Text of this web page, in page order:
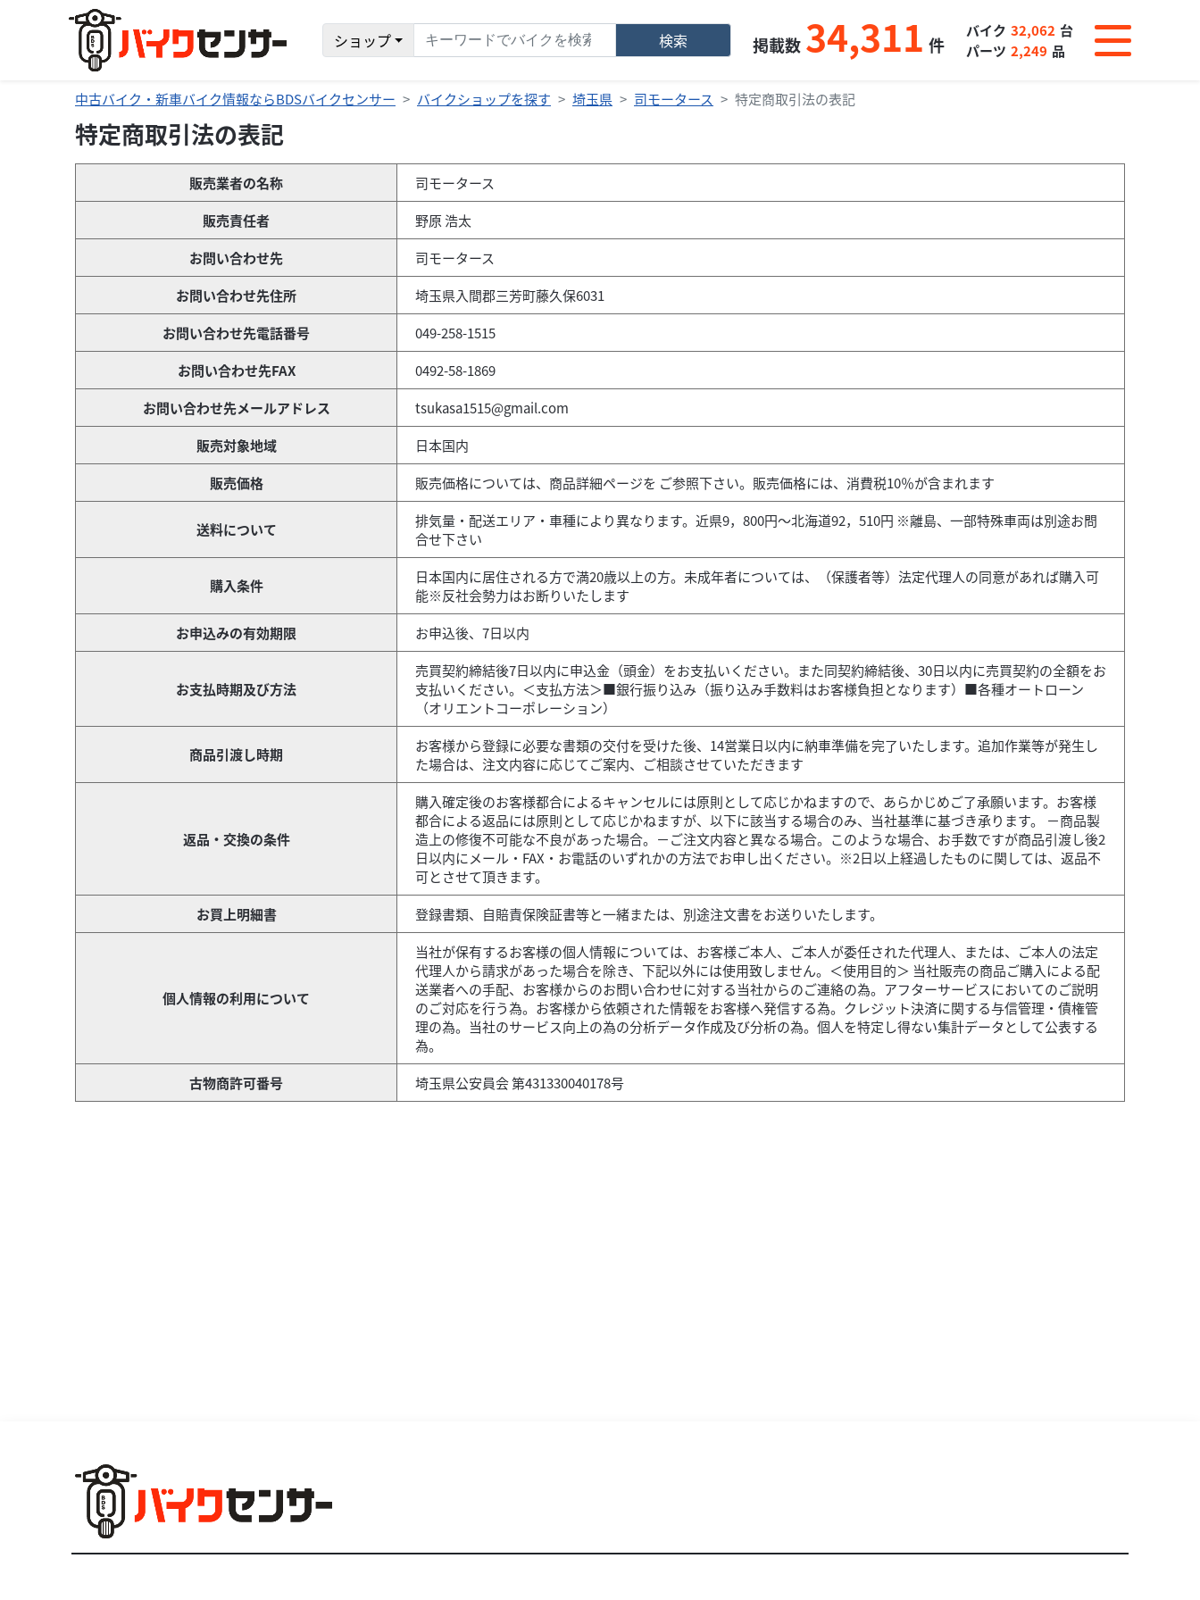
ショップ 検索 掲載数 34,311 件
バイク 32,062 台
パーツ 2,249 品
中古バイク・新車バイク情報ならBDSバイクセンサー バイクショップを探す 埼玉県 司モータース 特定商取引法の表記
特定商取引法の表記
販売業者の名称
司モータース
販売責任者
野原 浩太
お問い合わせ先
司モータース
お問い合わせ先住所
埼玉県入間郡三芳町藤久保6031
お問い合わせ先電話番号
049-258-1515
お問い合わせ先FAX
0492-58-1869
お問い合わせ先メールアドレス
tsukasa1515@gmail.com
販売対象地域
日本国内
販売価格
販売価格については、商品詳細ページを ご参照下さい。販売価格には、消費税10％が含まれます
送料について
排気量・配送エリア・車種により異なります。近県9，800円～北海道92，510円 ※離島、一部特殊車両は別途お問
合せ下さい
購入条件
日本国内に居住される方で満20歳以上の方。未成年者については、（保護者等）法定代理人の同意があれば購入可
能※反社会勢力はお断りいたします
お申込みの有効期限
お申込後、7日以内
お支払時期及び方法
売買契約締結後7日以内に申込金（頭金）をお支払いください。また同契約締結後、30日以内に売買契約の全額をお
支払いください。＜支払方法＞■銀行振り込み（振り込み手数料はお客様負担となります）■各種オートローン
（オリエントコーポレーション）
商品引渡し時期
お客様から登録に必要な書類の交付を受けた後、14営業日以内に納車準備を完了いたします。追加作業等が発生し
た場合は、注文内容に応じてご案内、ご相談させていただきます
返品・交換の条件
購入確定後のお客様都合によるキャンセルには原則として応じかねますので、あらかじめご了承願います。お客様
都合による返品には原則として応じかねますが、以下に該当する場合のみ、当社基準に基づき承ります。 －商品製
造上の修復不可能な不良があった場合。－ご注文内容と異なる場合。このような場合、お手数ですが商品引渡し後2
日以内にメール・FAX・お電話のいずれかの方法でお申し出ください。※2日以上経過したものに関しては、返品不
可とさせて頂きます。
お買上明細書
登録書類、自賠責保険証書等と一緒または、別途注文書をお送りいたします。
個人情報の利用について
当社が保有するお客様の個人情報については、お客様ご本人、ご本人が委任された代理人、または、ご本人の法定
代理人から請求があった場合を除き、下記以外には使用致しません。＜使用目的＞ 当社販売の商品ご購入による配
送業者への手配、お客様からのお問い合わせに対する当社からのご連絡の為。アフターサービスにおいてのご説明
のご対応を行う為。お客様から依頼された情報をお客様へ発信する為。クレジット決済に関する与信管理・債権管
理の為。当社のサービス向上の為の分析データ作成及び分析の為。個人を特定し得ない集計データとして公表する
為。
古物商許可番号
埼玉県公安員会 第431330040178号